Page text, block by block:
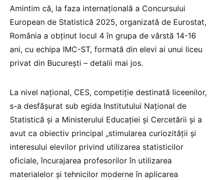
Amintim că, la faza internațională a Concursului
European de Statistică 2025, organizată de Eurostat,
România a obținut locul 4 în grupa de vârstă 14-16
ani, cu echipa IMC-ST, formată din elevi ai unui liceu
privat din București – detalii mai jos.
La nivel național, CES, competiție destinată liceenilor,
s-a desfășurat sub egida Institutului Național de
Statistică și a Ministerului Educației și Cercetării și a
avut ca obiectiv principal „stimularea curiozității și
interesului elevilor privind utilizarea statisticilor
oficiale, încurajarea profesorilor în utilizarea
materialelor și tehnicilor moderne în aplicarea